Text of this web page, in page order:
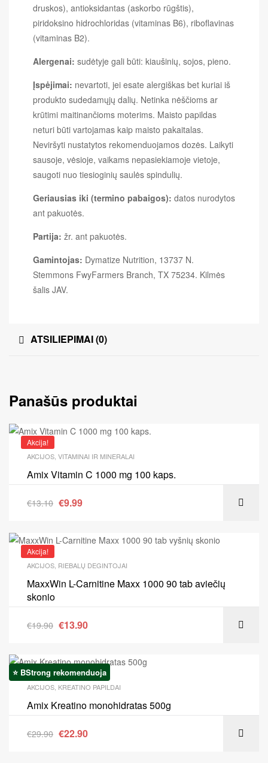
druskos), antioksidantas (askorbo rūgštis),
piridoksino hidrochloridas (vitaminas B6), riboflavinas
(vitaminas B2).
Alergenai: sudėtyje gali būti: kiaušinių, sojos, pieno.
Įspėjimai: nevartoti, jei esate alergiškas bet kuriai iš
produkto sudedamųjų dalių. Netinka nėščioms ar
krūtimi maitinančioms moterims. Maisto papildas
neturi būti vartojamas kaip maisto pakaitalas.
Neviršyti nustatytos rekomenduojamos dozės. Laikyti
sausoje, vėsioje, vaikams nepasiekiamoje vietoje,
saugoti nuo tiesioginių saulės spindulių.
Geriausias iki (termino pabaigos): datos nurodytos
ant pakuotės.
Partija: žr. ant pakuotės.
Gamintojas: Dymatize Nutrition, 13737 N.
Stemmons FwyFarmers Branch, TX 75234. Kilmės
šalis JAV.
ATSILIEPIMAI (0)
Panašūs produktai
Akcija!
AKCIJOS VITAMINAI IR MINERALAI
Amix Vitamin C 1000 mg 100 kaps.
€13.10 €9.99
Akcija!
AKCIJOS RIEBALŲ DEGINTOJAI
MaxxWin L-Carnitine Maxx 1000 90 tab aviečių
skonio
€19.90 €13.90
⭐ BStrong rekomenduoja
Akcija!
AKCIJOS, KREATINO PAPILDAI
Amix Kreatino monohidratas 500g
€29.90 €22.90